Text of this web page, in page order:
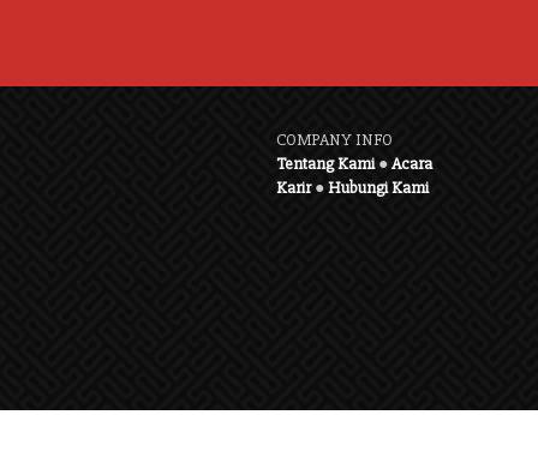
COMPANY INFO
Tentang Kami●Acara
Karir●Hubungi Kami